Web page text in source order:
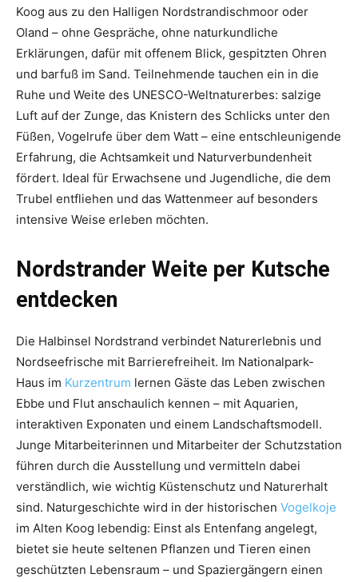
Koog aus zu den Halligen Nordstrandischmoor oder
Oland – ohne Gespräche, ohne naturkundliche
Erklärungen, dafür mit offenem Blick, gespitzten Ohren
und barfuß im Sand. Teilnehmende tauchen ein in die
Ruhe und Weite des UNESCO-Weltnaturerbes: salzige
Luft auf der Zunge, das Knistern des Schlicks unter den
Füßen, Vogelrufe über dem Watt – eine entschleunigende
Erfahrung, die Achtsamkeit und Naturverbundenheit
fördert. Ideal für Erwachsene und Jugendliche, die dem
Trubel entfliehen und das Wattenmeer auf besonders
intensive Weise erleben möchten.
Nordstrander Weite per Kutsche
entdecken
Die Halbinsel Nordstrand verbindet Naturerlebnis und
Nordseefrische mit Barrierefreiheit. Im Nationalpark-
Haus im Kurzentrum lernen Gäste das Leben zwischen
Ebbe und Flut anschaulich kennen – mit Aquarien,
interaktiven Exponaten und einem Landschaftsmodell.
Junge Mitarbeiterinnen und Mitarbeiter der Schutzstation
führen durch die Ausstellung und vermitteln dabei
verständlich, wie wichtig Küstenschutz und Naturerhalt
sind. Naturgeschichte wird in der historischen Vogelkoje
im Alten Koog lebendig: Einst als Entenfang angelegt,
bietet sie heute seltenen Pflanzen und Tieren einen
geschützten Lebensraum – und Spaziergängern einen